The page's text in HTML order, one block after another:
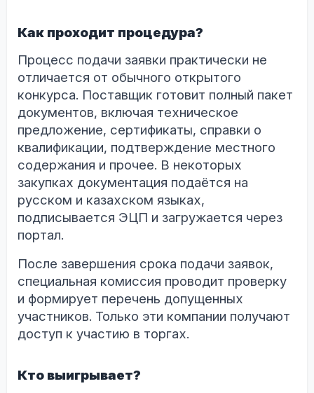
Как проходит процедура?
Процесс подачи заявки практически не
отличается от обычного открытого
конкурса. Поставщик готовит полный пакет
документов, включая техническое
предложение, сертификаты, справки о
квалификации, подтверждение местного
содержания и прочее. В некоторых
закупках документация подаётся на
русском и казахском языках,
подписывается ЭЦП и загружается через
портал.
После завершения срока подачи заявок,
специальная комиссия проводит проверку
и формирует перечень допущенных
участников. Только эти компании получают
доступ к участию в торгах.
Кто выигрывает?